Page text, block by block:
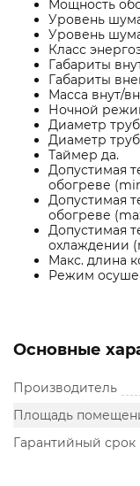
Мощность
Уровень
Уровень
Класс
Габариты
Габариты
Масса внут/
Ночной
Диаметр
Диаметр
Таймер да.
Допустимая
обогреве
Допустимая
обогреве
Допустимая
охлаждении
Макс. длина
Режим
Основные
Производитель
Площадь
Гарантийный срок